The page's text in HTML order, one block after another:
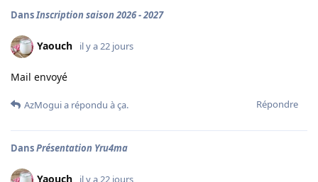
DansInscription saison 2026 - 2027
Yaouch il y a 22 jours
Mail envoyé
Répondre
AzMoguia répondu à ça.
DansPrésentation Yru4ma
Yaouch il y a 22 jours